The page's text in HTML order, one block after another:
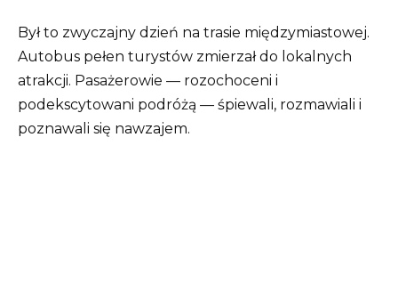
Był to zwyczajny dzień na trasie międzymiastowej.
Autobus pełen turystów zmierzał do lokalnych
atrakcji. Pasażerowie — rozochoceni i
podekscytowani podróżą — śpiewali, rozmawiali i
poznawali się nawzajem.